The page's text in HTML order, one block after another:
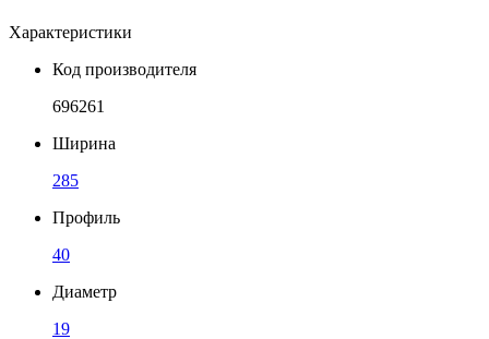
Характеристики
Код производителя
696261
Ширина
285
Профиль
40
Диаметр
19